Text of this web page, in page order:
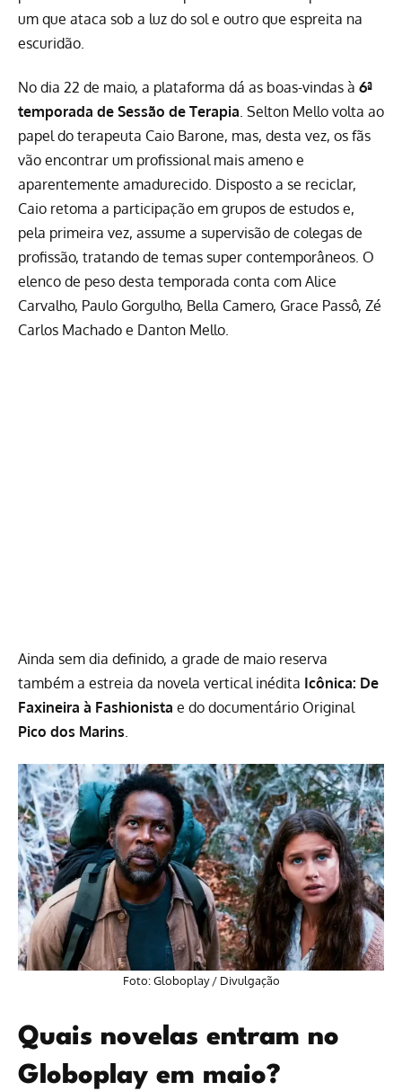
um que ataca sob a luz do sol e outro que espreita na
escuridão.
No dia 22 de maio, a plataforma dá as boas-vindas à 6ª
temporada de Sessão de Terapia. Selton Mello volta ao
papel do terapeuta Caio Barone, mas, desta vez, os fãs
vão encontrar um profissional mais ameno e
aparentemente amadurecido. Disposto a se reciclar,
Caio retoma a participação em grupos de estudos e,
pela primeira vez, assume a supervisão de colegas de
profissão, tratando de temas super contemporâneos. O
elenco de peso desta temporada conta com Alice
Carvalho, Paulo Gorgulho, Bella Camero, Grace Passô, Zé
Carlos Machado e Danton Mello.
Ainda sem dia definido, a grade de maio reserva
também a estreia da novela vertical inédita Icônica: De
Faxineira à Fashionista e do documentário Original
Pico dos Marins
Foto: Globoplay / Divulgação
Quais novelas entram no
Globoplay em maio?